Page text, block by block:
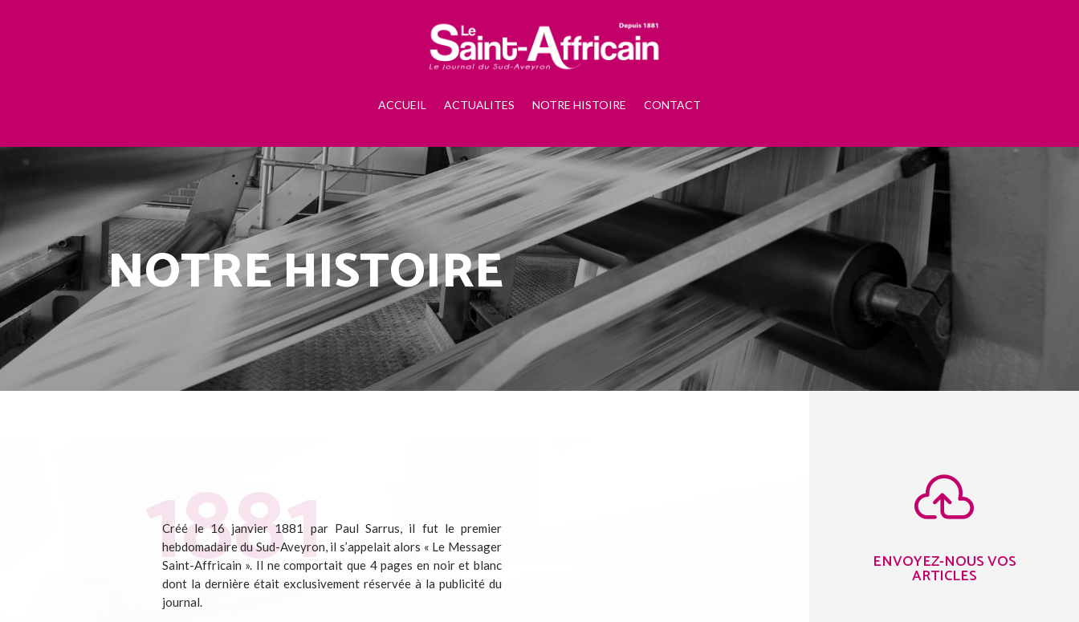
ACCUEIL ACTUALITES NOTRE HISTOIRE CONTACT
NOTRE HISTOIRE
Créé le 16 janvier 1881 par Paul Sarrus, il fut le premier
hebdomadaire du Sud-Aveyron, il s’appelait alors « Le Messager
Saint-Affricain ». Il ne comportait que 4 pages en noir et blanc
dont la dernière était exclusivement réservée à la publicité du
journal.

ENVOYEZ-NOUS VOS
ARTICLES